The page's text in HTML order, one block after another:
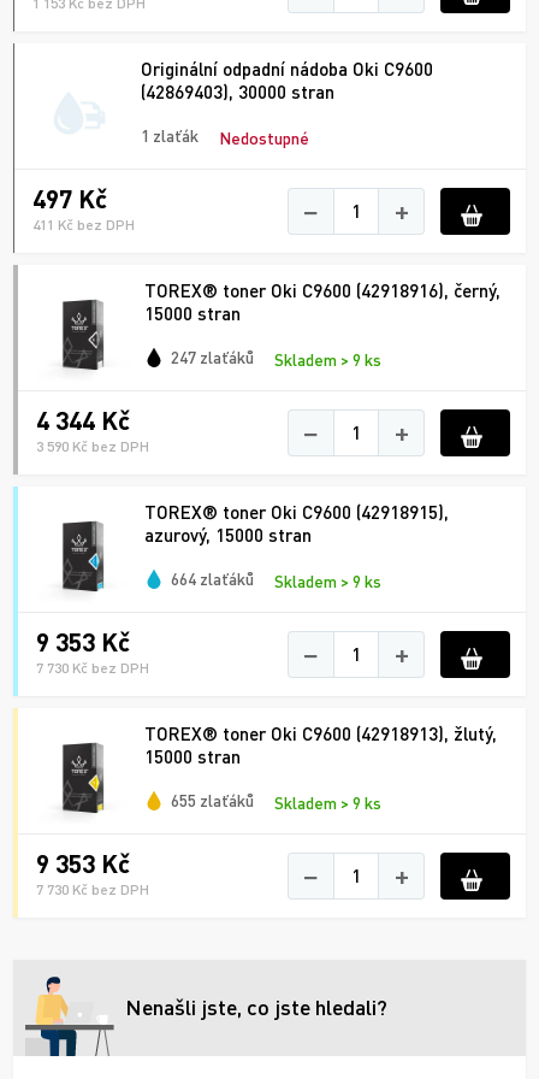
Originální odpadní nádoba Oki C9600
(42869403), 30000 stran
1 zlaťák Nedostupné
497 Kč
411 Kč bez DPH − +
TOREX® toner Oki C9600 (42918916), černý,
15000 stran
247 zlaťáků Skladem > 9 ks
4 344 Kč
3 590 Kč bez DPH − +
TOREX® toner Oki C9600 (42918915),
azurový, 15000 stran
664 zlaťáků Skladem > 9 ks
9 353 Kč
7 730 Kč bez DPH − +
TOREX® toner Oki C9600 (42918913), žlutý,
15000 stran
655 zlaťáků Skladem > 9 ks
9 353 Kč
7 730 Kč bez DPH − +
Nenašli jste, co jste hledali?